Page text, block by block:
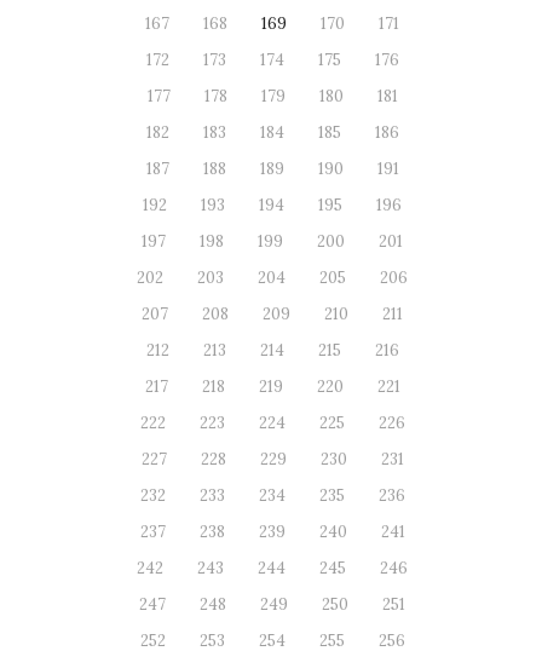
167
168 169 170
171
172
173 174 175
176
177
178 179 180
181
182
183 184 185
186
187
188 189 190
191
192
193 194 195
196
197
198 199 200
201
202
203 204 205
206
207
208 209 210
211
212
213 214 215
216
217
218 219 220
221
222
223 224 225
226
227
228 229 230
231
232
233 234 235
236
237
238 239 240
241
242
243 244 245
246
247
248 249 250
251
252
253 254 255
256